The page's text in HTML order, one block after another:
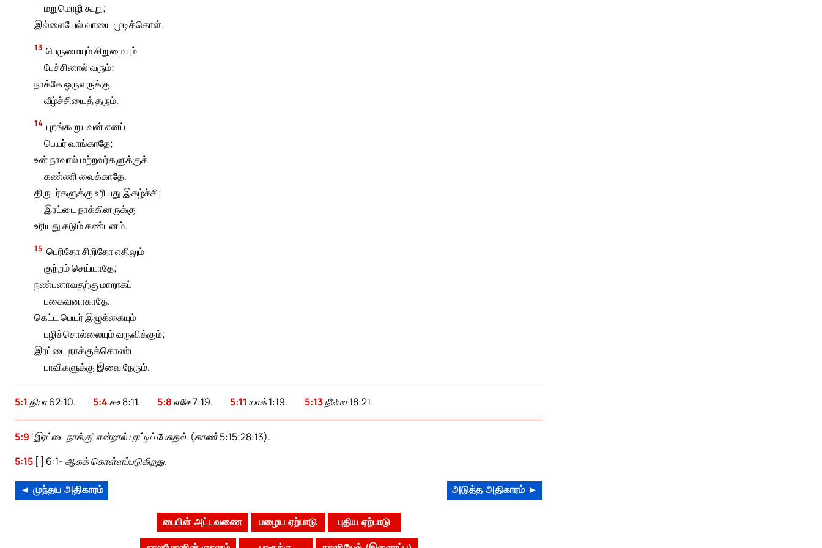
மறுமொழி கூறு;
இல்லையேல் வாயை மூடிக்கொள்.
13 பெருமையும் சிறுமையும்
பேச்சினால் வரும்;
நாக்கே ஒருவருக்கு
வீழ்ச்சியைத் தரும்.
14 புறங்கூறுபவன் எனப்
பெயர் வாங்காதே;
உன் நாவால் மற்றவர்களுக்குக்
கண்ணி வைக்காதே.
திருடர்களுக்கு உரியது இகழ்ச்சி;
இரட்டை நாக்கினருக்கு
உரியது கடும் கண்டனம்.
15 பெரிதோ சிறிதோ எதிலும்
குற்றம் செய்யாதே;
நண்பனாவதற்கு மாறாகப்
பகைவனாகாதே.
கெட்ட பெயர் இழுக்கையும்
பழிச்சொல்லையும் வருவிக்கும்;
இரட்டை நாக்குக்கொண்ட
பாவிகளுக்கு இவை நேரும்.
5:1 திபா 62:10. 5:4சஉ 8:11. 5:8எசே 7:19. 5:11 யாக் 1:19. 5:13நீமொ 18:21.
5:9 ‘இரட்டை நாக்கு’ என்றால் புரட்டிப் பேசுதல். (காண் 5:15;28:13).
5:15 [ ] 6:1- ஆகக் கொள்ளப்படுகிறது.
◄ முந்தய அதிகாரம் அடுத்த அதிகாரம் ►
பைபிள் அட்டவணை பழைய ஏற்பாடு புதிய ஏற்பாடு